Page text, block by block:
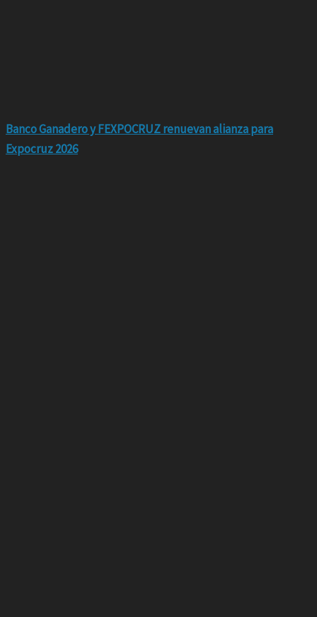
Banco Ganadero y FEXPOCRUZ renuevan alianza para
Expocruz 2026